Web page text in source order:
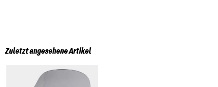
Zuletzt angesehene Artikel